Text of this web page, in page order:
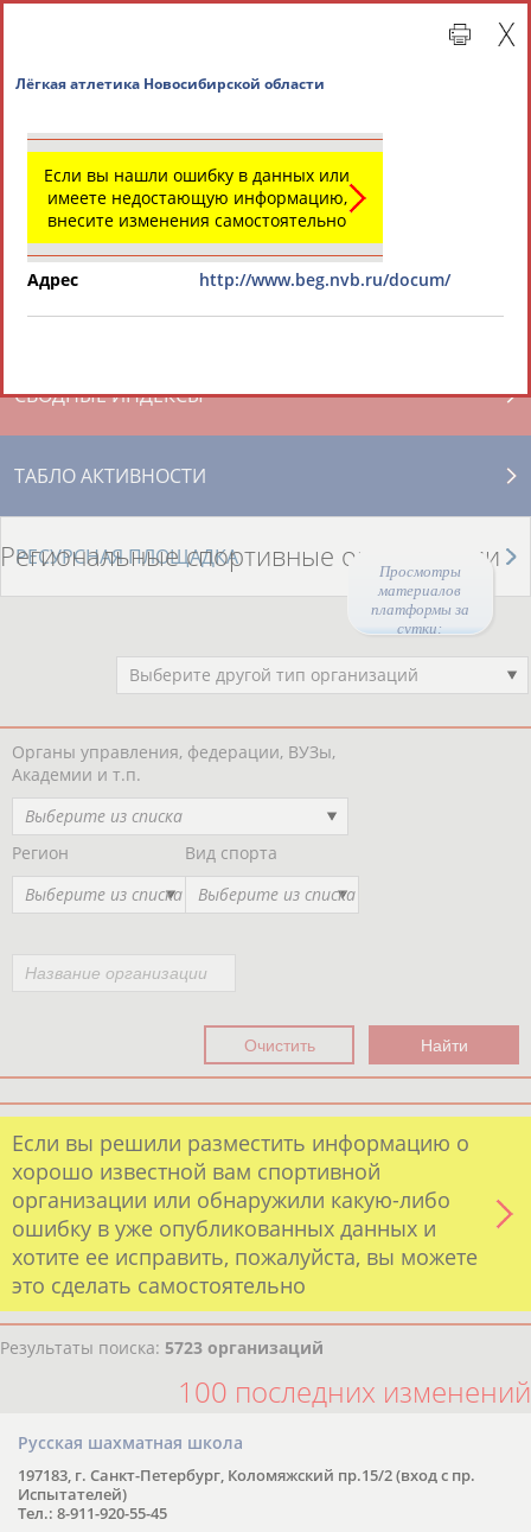
Просмотры
материалов
платформы за
сутки:
СВОДНЫЕ ИНДЕКСЫ
ТАБЛО АКТИВНОСТИ
РЕСУРСНАЯ ПЛОЩАДКА
Региональные спортивные организации
Выберите другой тип организаций
Органы управления, федерации, ВУЗы,
Академии и т.п.
Выберите из списка
Регион
Выберите из списка
Вид спорта
Выберите из списка
Если вы решили разместить информацию о
хорошо известной вам спортивной
организации или обнаружили какую-либо
ошибку в уже опубликованных данных и
хотите ее исправить, пожалуйста, вы можете
это сделать самостоятельно
Результаты поиска: 5723 организаций
100 последних изменений
Русская шахматная школа
197183, г. Санкт-Петербург, Коломяжский пр.15/2 (вход с пр.
Испытателей)
Тел.: 8-911-920-55-45
Если вы нашли ошибку в данных или
имеете недостающую информацию,
внесите изменения самостоятельно
Адрес http://www.beg.nvb.ru/docum/